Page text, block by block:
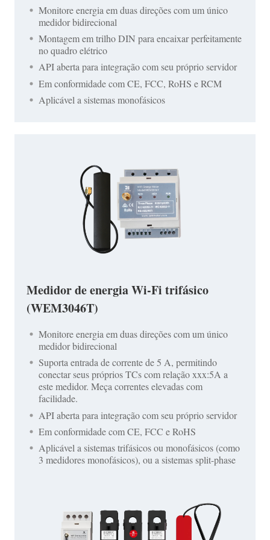
Monitore energia em duas direções com um único
medidor bidirecional
Montagem em trilho DIN para encaixar perfeitamente
no quadro elétrico
API aberta para integração com seu próprio servidor
Em conformidade com CE, FCC, RoHS e RCM
Aplicável a sistemas monofásicos
Medidor de energia Wi-Fi trifásico
(WEM3046T)
Monitore energia em duas direções com um único
medidor bidirecional
Suporta entrada de corrente de 5 A, permitindo
conectar seus próprios TCs com relação xxx:5A a
este medidor. Meça correntes elevadas com
facilidade.
API aberta para integração com seu próprio servidor
Em conformidade com CE, FCC e RoHS
Aplicável a sistemas trifásicos ou monofásicos (como
3 medidores monofásicos), ou a sistemas split-phase